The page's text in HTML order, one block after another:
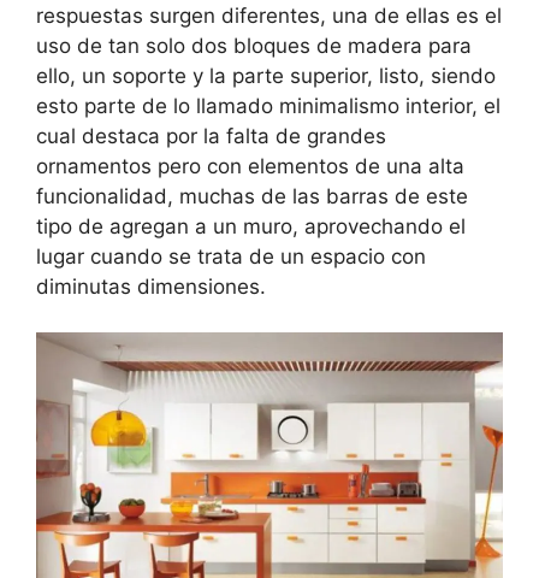
respuestas surgen diferentes, una de ellas es el
uso de tan solo dos bloques de madera para
ello, un soporte y la parte superior, listo, siendo
esto parte de lo llamado minimalismo interior, el
cual destaca por la falta de grandes
ornamentos pero con elementos de una alta
funcionalidad, muchas de las barras de este
tipo de agregan a un muro, aprovechando el
lugar cuando se trata de un espacio con
diminutas dimensiones.